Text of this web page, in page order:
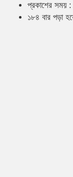
প্রকাশের সময়
১৮৪ বার পড়া